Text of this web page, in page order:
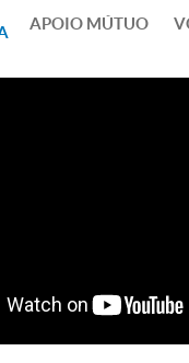
APOIO MÚTUO